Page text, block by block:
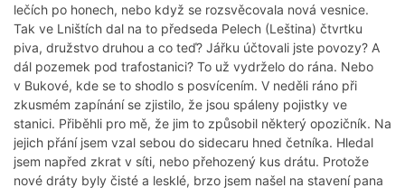
lečích po honech, nebo když se rozsvěcovala nová vesnice.
Tak ve Lništích dal na to předseda Pelech (Leština) čtvrtku
piva, družstvo druhou a co teď? Jářku účtovali jste povozy? A
dál pozemek pod trafostanici? To už vydrželo do rána. Nebo
v Bukové, kde se to shodlo s posvícením. V neděli ráno při
zkusmém zapínání se zjistilo, že jsou spáleny pojistky ve
stanici. Přiběhli pro mě, že jim to způsobil některý opozičník. Na
jejich přání jsem vzal sebou do sidecaru hned četníka. Hledal
jsem napřed zkrat v síti, nebo přehozený kus drátu. Protože
nové dráty byly čisté a lesklé, brzo jsem našel na stavení pana